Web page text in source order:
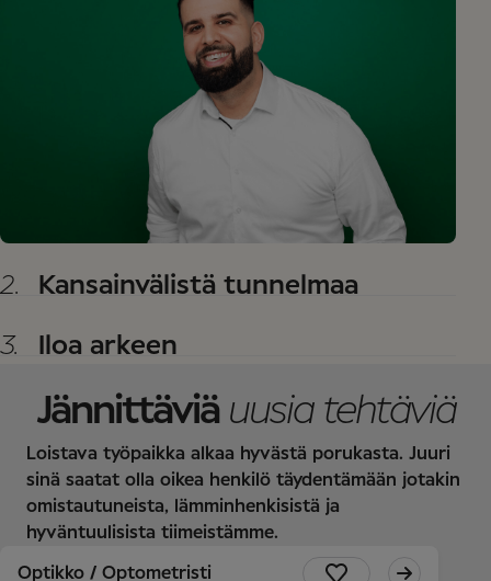
2. Kansainvälistä tunnelmaa
3. Iloa arkeen
Jännittäviä uusia tehtäviä
Loistava työpaikka alkaa hyvästä porukasta. Juuri
sinä saatat olla oikea henkilö täydentämään jotakin
omistautuneista, lämminhenkisistä ja
hyväntuulisista tiimeistämme.
Optikko / Optometristi